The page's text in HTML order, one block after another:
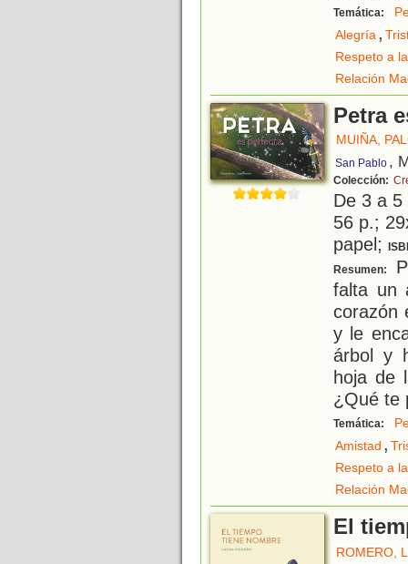
Temática:
Alegría,
Respeto a
Relación
Petra
MUIÑA,
San Pablo ,
Colección:
De 3 a
56 p.;
papel;
Resumen:
falta un
corazón
y le
árbol y
hoja de
¿Qué te
Temática:
Amistad ,
Respeto a
Relación
El
ROMERO,